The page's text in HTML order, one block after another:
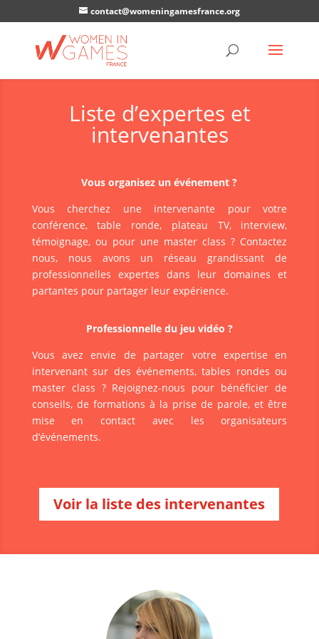
contact@womeningamesfrance.org
Liste d’expertes et
intervenantes
Vous organisez un événement ?
Vous cherchez une intervenante pour votre
conférence, table ronde, plateau TV, interview,
témoignage, ou pour une master class ? Contactez
nous, nous avons un réseau grandissant de
professionnelles expertes dans leur domaines et
partantes pour partager leur expérience.
Professionnelle du jeu vidéo ?
Vous avez envie de partager votre expertise en
intervenant sur des événements, tables rondes ou
master class ? Rejoignez-nous pour bénéficier de
conseils, de formations à la prise de parole, et être
mise en contact avec les organisateurs
d’événements.
Voir la liste des intervenantes